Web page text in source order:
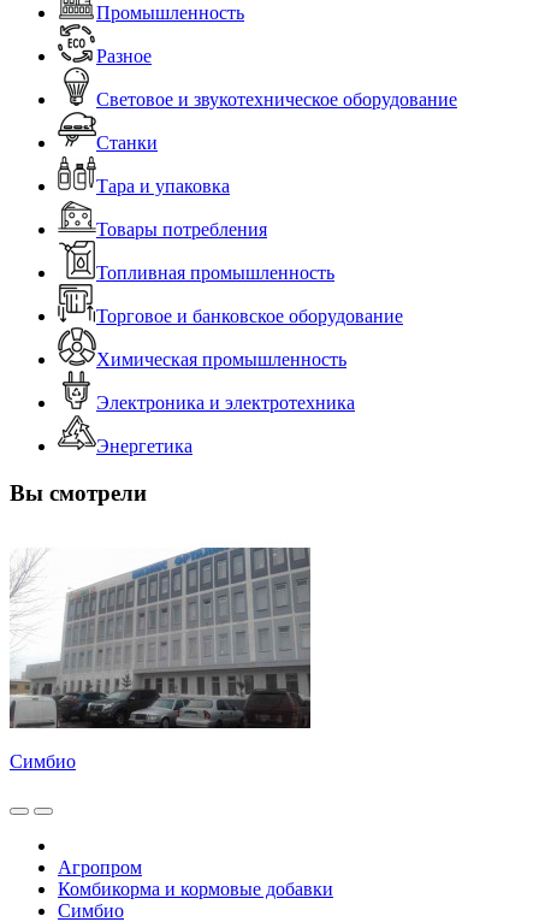
Промышленность
Разное
Световое и звукотехническое оборудование
Станки
Тара и упаковка
Товары потребления
Топливная промышленность
Торговое и банковское оборудование
Химическая промышленность
Электроника и электротехника
Энергетика
Вы смотрели
Симбио
Агропром
Комбикорма и кормовые добавки
Симбио